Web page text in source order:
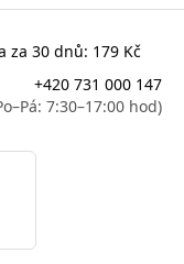
za 30 dnů: 179 Kč
+420 731 000 147
7:30–17:00 hod)